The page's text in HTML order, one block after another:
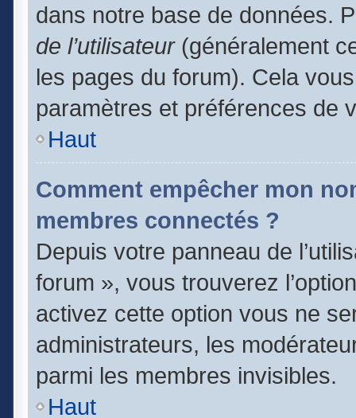
dans notre base de données.
de l’utilisateur(généralement
les pages du forum). Cela
paramètres et préférences de
Haut
Comment empêcher mon
membres connectés ?
Depuis votre panneau de
forum », vous trouverez
activez cette option vous ne
administrateurs, les
parmi les membres invisibles.
Haut